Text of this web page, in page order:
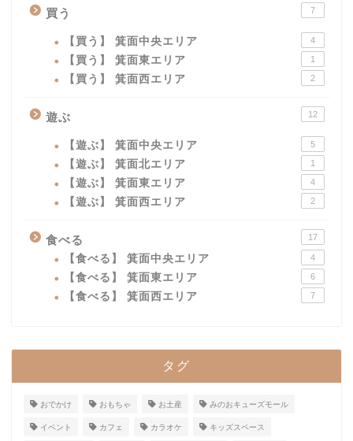
買う 7
【買う】 箕面中央エリア 4
【買う】 箕面東エリア 1
【買う】 箕面西エリア 2
遊ぶ 12
【遊ぶ】 箕面中央エリア 5
【遊ぶ】 箕面北エリア 1
【遊ぶ】 箕面東エリア 4
【遊ぶ】 箕面西エリア 2
食べる 17
【食べる】 箕面中央エリア 4
【食べる】 箕面東エリア 6
【食べる】 箕面西エリア 7
タグ
おでかけ おもちゃ お土産 みのおキューズモール
イベント カフェ カラオケ キッズスペース